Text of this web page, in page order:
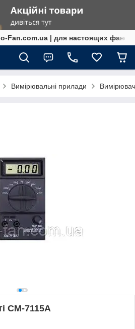
Fan.com.ua | для настоящих фанов!
Вимірювальні прилади
CM-7115A